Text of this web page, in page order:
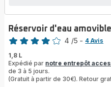
Réservoir d'eau
Note
4
étoiles
(moyenne)
4 /5 - 4 Avis
1,8 L
Expédié par notre entrepôt
de 3 à 5 jours.
(Gratuit à partir de 30€). Retour